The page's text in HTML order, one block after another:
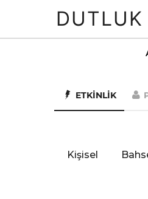
DUTLUK
ETKINLIK
Kişisel